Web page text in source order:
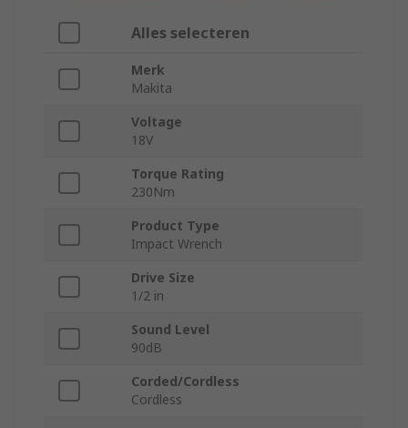
Alles selecteren
Merk
Makita
Voltage
18V
Torque Rating
230Nm
Product Type
Impact Wrench
Drive Size
1/2 in
Sound Level
90dB
Corded/Cordless
Cordless